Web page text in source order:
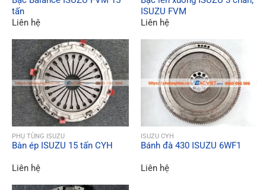
tấn
Liên hệ
ISUZU FVM
Liên hệ
QUICK VIEW
PHỤ TÙNG ISUZU
Bàn ép ISUZU 15 tấn CYH
Liên hệ
ISUZU CYH
Bánh đà 430 ISUZU 6WF1
Liên hệ